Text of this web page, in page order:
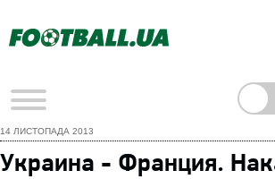
14 ЛИСТОПАДА 2013
Украина - Франция.